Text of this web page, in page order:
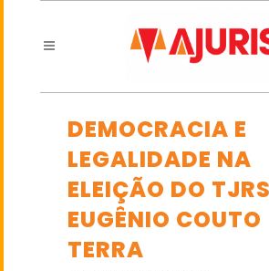
DEMOCRACIA E
LEGALIDADE NA
ELEIÇÃO DO
EUGÊNIO COUTO
TERRA